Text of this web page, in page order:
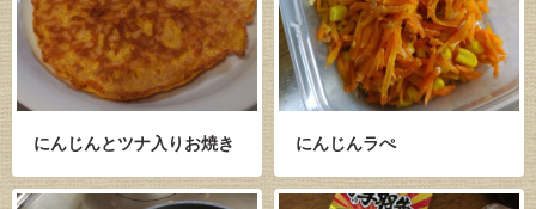
にんじんとツナ入りお焼き にんじんラぺ